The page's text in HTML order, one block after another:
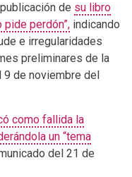
de su libro
pide perdón”, indicando
e irregularidades
preliminares de la
de noviembre del
como fallida la
un “tema
del 21 de